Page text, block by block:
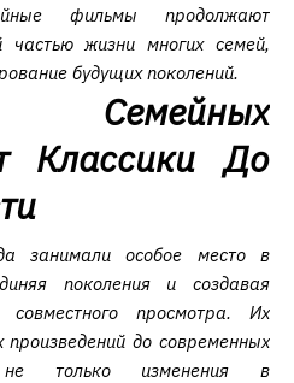
фильмы продолжают
частью жизни многих семей,
будущих поколений.
Семейных
Классики До
занимали особое место в
поколения и создавая
просмотра. Их
произведений до современных
только изменения в